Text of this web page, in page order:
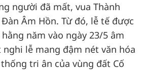
người đã mất, vua Thành
Âm Hồn. Từ đó, lễ tế được
năm vào ngày 23/5 âm
lễ mang đậm nét văn hóa
tri ân của vùng đất Cố